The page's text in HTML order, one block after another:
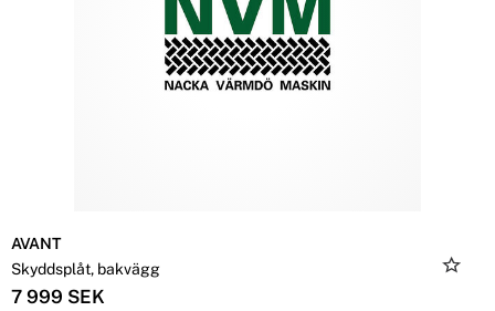
AVANT
Skyddsplåt, bakvägg
7 999 SEK